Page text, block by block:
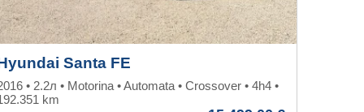
Santa FE
• 2.2л • Motorina • Automata • Crossover • 4h4 •
km